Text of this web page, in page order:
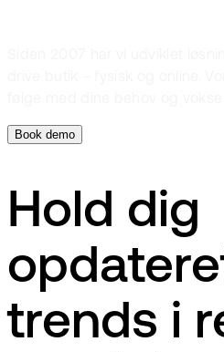
Book demo
Hold dig
trends i